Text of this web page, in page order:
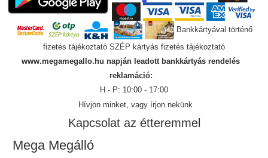
Bankkártyával történő
fizetés tájékoztató SZÉP kártyás fizetés tájékoztató
www.megamegallo.hu napján leadott bankkártyás rendelés
reklamáció:
H - P: 10:00 - 17:00
Hívjon minket, vagy írjon nekünk
Kapcsolat az étteremmel
Mega Megálló